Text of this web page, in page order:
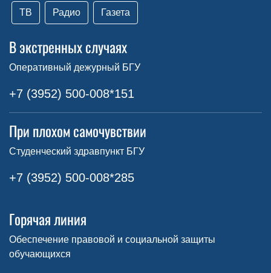
ТВ Радио Газета
В экстренных случаях
Оперативный дежурный БГУ
+7 (3952) 500-008*151
При плохом самочувствии
Студенческий здравпункт БГУ
+7 (3952) 500-008*285
Горячая линия
Обеспечение правовой и социальной защиты
обучающихся